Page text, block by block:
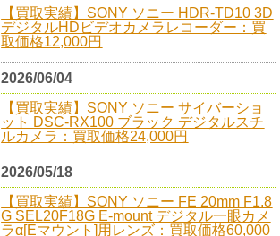
【買取実績】SONY ソニー HDR-TD10 3D
デジタルHDビデオカメラレコーダー：買
取価格12,000円
2026/06/04
【買取実績】SONY ソニー サイバーショ
ット DSC-RX100 ブラック デジタルスチ
ルカメラ：買取価格24,000円
2026/05/18
【買取実績】SONY ソニー FE 20mm F1.8
G SEL20F18G E-mount デジタル一眼カメ
ラα[Eマウント]用レンズ：買取価格60,000